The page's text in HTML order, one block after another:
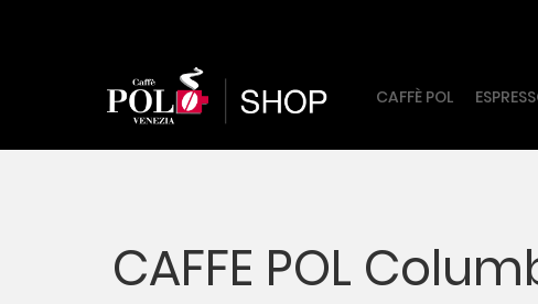
CAFFÈ POL
CAFFE POL